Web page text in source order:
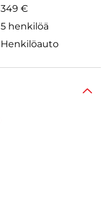
349 €
5 henkilöä
Henkilöauto